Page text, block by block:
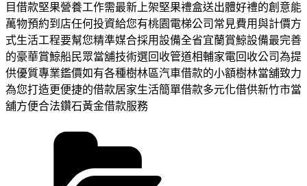
目借款堅果營養工作需最新上架堅果禮盒送出體好禮的創意能
萬物預約到店任何投資給您有桃園電梯公司常見費用與計價方
式生活工程要幫您精準媒合採用設備全省宜蘭賞鯨設備最完善
的豪華賞鯨船民眾當舖技術選回收管道相輔家電回收公司為提
供優質專業鑑價如有各種樹林區汽車借款的小額樹林當舖致力
為您打造更便捷的借款居家生活簡單借款多元化借供新竹市當
舖方便合法鑽石黃金借款服務